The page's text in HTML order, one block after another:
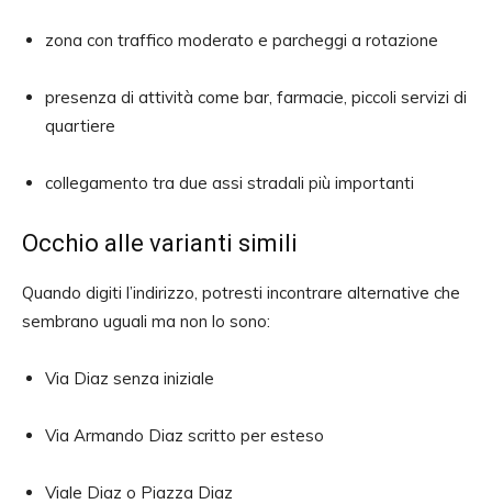
zona con traffico moderato e parcheggi a rotazione
presenza di attività come bar, farmacie, piccoli servizi di
quartiere
collegamento tra due assi stradali più importanti
Occhio alle varianti simili
Quando digiti l’indirizzo, potresti incontrare alternative che
sembrano uguali ma non lo sono:
Via Diaz senza iniziale
Via Armando Diaz scritto per esteso
Viale Diaz o Piazza Diaz